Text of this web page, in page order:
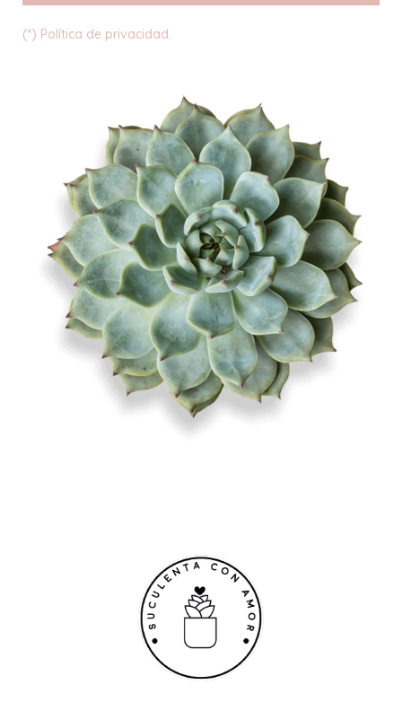
(*) Política de privacidad.